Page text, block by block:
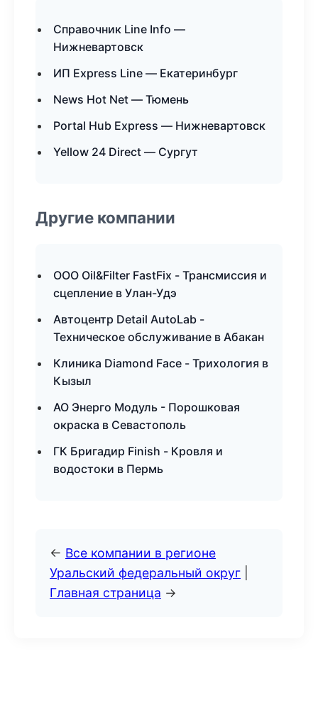
Справочник Line Info —
Нижневартовск
ИП Express Line — Екатеринбург
News Hot Net — Тюмень
Portal Hub Express — Нижневартовск
Yellow 24 Direct — Сургут
Другие компании
ООО Oil&Filter FastFix - Трансмиссия и
сцепление в Улан-Удэ
Автоцентр Detail AutoLab -
Техническое обслуживание в Абакан
Клиника Diamond Face - Трихология в
Кызыл
АО Энерго Модуль - Порошковая
окраска в Севастополь
ГК Бригадир Finish - Кровля и
водостоки в Пермь
← Все компании в регионе
Уральский федеральный округ
Главная страница →